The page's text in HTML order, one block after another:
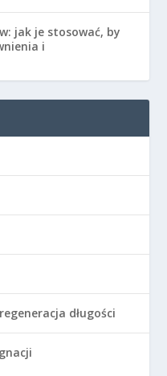
jak je stosować, by
i
długości